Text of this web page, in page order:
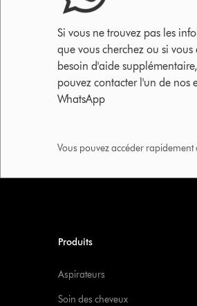
Si vous ne trouvez pas les
que vous cherchez ou si vous
besoin d'aide
pouvez contacter l'un de nos
WhatsApp
Vous pouvez accéder rapidement
Produits
Aspirateurs
Soin des cheveux